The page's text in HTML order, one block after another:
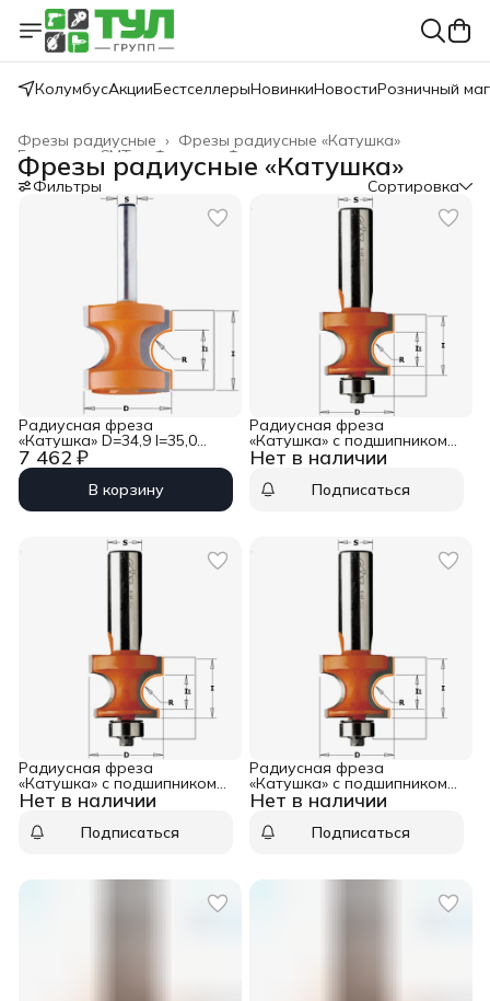
КолумбусАкцииБестселлерыНовинкиНовостиРозничный
Фрезы радиусные «Катушка»
Фрезы радиусные ›
Фрезы концевые
Фрезы
CMT
Главная
Фрезы радиусные «Катушка»
Фильтры Сортировка
7 462 ₽
Радиусная фреза
«Катушка» D=34,9 I=35,0
S=12,0 R=9,50 CMT
954.507.11
В корзину
Нет в наличии
Радиусная фреза
«Катушка» с подшипником
D=28,6 I=22,2 S=12,0 R=6,35
CMT 961.564.11
Подписаться
Нет в наличии
Радиусная фреза
«Катушка» с подшипником
D=25,4 I=18,6 S=12,0 R=4,75
CMT 961.548.11
Подписаться
Нет в наличии
Радиусная фреза
«Катушка» с подшипником
D=22,2 I=15,0 S=12,0 R=3,20
CMT 961.532.11
Подписаться